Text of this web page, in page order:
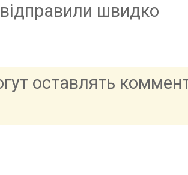
швидко
оставлять